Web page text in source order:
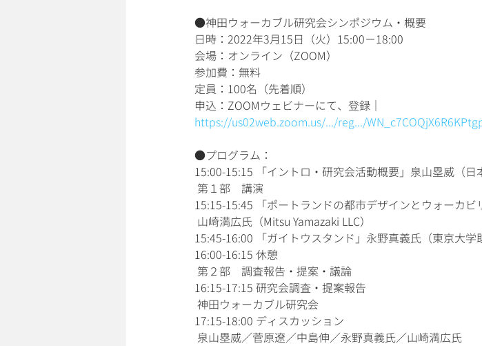
●神田ウォーカブル研究会シンポジウム・概要
日時：2022年3月15日（火）15:00−18:00
会場：オンライン（ZOOM）
参加費：無料
定員：100名（先着順）
申込：ZOOMウェビナーにて、登録｜
https://us02web.zoom.us/.../reg.../
●プログラム：
15:00-15:15 「イントロ・研究会活動概要」泉山塁威（日
第１部　講演
15:15-15:45 「ポートランドの都市デザインとウォーカビ
山崎満広氏（Mitsu Yamazaki LLC）
15:45-16:00 「ガイトウスタンド」永野真義氏（東京大学
16:00-16:15 休憩
第２部　調査報告・提案・議論
16:15-17:15 研究会調査・提案報告
神田ウォーカブル研究会
17:15-18:00 ディスカッション
泉山塁威／菅原遼／中島伸／永野真義氏／山崎満広氏